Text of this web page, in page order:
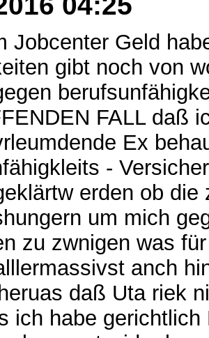
Jobcenter Geld
gibt noch von
FALL daß
Ex
-
erden ob
um mich
zu zwnigen was
anch
daß Uta riek
ich habe